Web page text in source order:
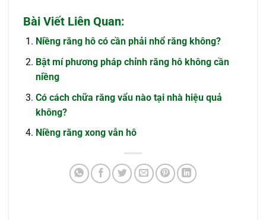
Bài Viết Liên Quan:
Niềng răng hô có cần phải nhổ răng không?
Bật mí phương pháp chỉnh răng hô không cần
niềng
Có cách chữa răng vẩu nào tại nhà hiệu quả
không?
Niềng răng xong vẫn hô